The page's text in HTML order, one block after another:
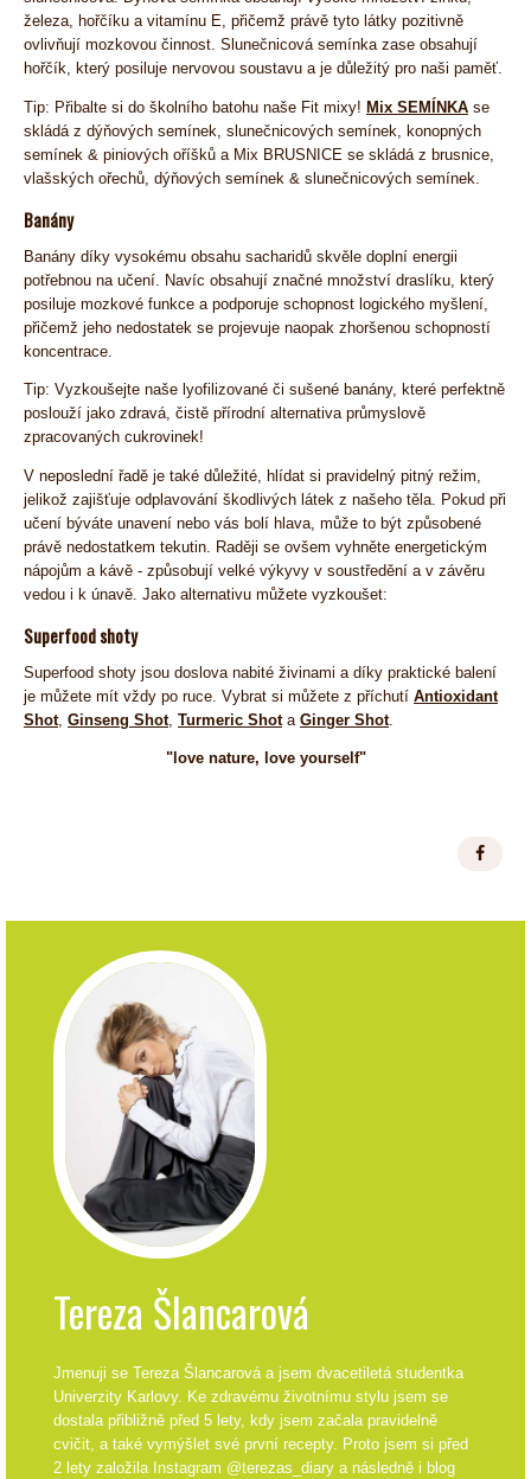
železa, hořčíku a vitamínu E, přičemž právě tyto látky pozitivně
ovlivňují mozkovou činnost. Slunečnicová semínka zase obsahují
hořčík, který posiluje nervovou soustavu a je důležitý pro naši paměť.
Tip: Přibalte si do školního batohu naše Fit mixy! Mix SEMÍNKA se
skládá z dýňových semínek, slunečnicových semínek, konopných
semínek & piniových oříšků a Mix BRUSNICE se skládá z brusnice,
vlašských ořechů, dýňových semínek & slunečnicových semínek.
Banány
Banány díky vysokému obsahu sacharidů skvěle doplní energii
potřebnou na učení. Navíc obsahují značné množství draslíku, který
posiluje mozkové funkce a podporuje schopnost logického myšlení,
přičemž jeho nedostatek se projevuje naopak zhoršenou schopností
koncentrace.
Tip: Vyzkoušejte naše lyofilizované či sušené banány, které perfektně
poslouží jako zdravá, čistě přírodní alternativa průmyslově
zpracovaných cukrovinek!
V neposlední řadě je také důležité, hlídat si pravidelný pitný režim,
jelikož zajišťuje odplavování škodlivých látek z našeho těla. Pokud při
učení býváte unavení nebo vás bolí hlava, může to být způsobené
právě nedostatkem tekutin. Raději se ovšem vyhněte energetickým
nápojům a kávě - způsobují velké výkyvy v soustředění a v závěru
vedou i k únavě. Jako alternativu můžete vyzkoušet:
Superfood shoty
Superfood shoty jsou doslova nabité živinami a díky praktické balení
je můžete mít vždy po ruce. Vybrat si můžete z příchutí Antioxidant
Shot, Ginseng Shot, Turmeric Shota Ginger Shot.
"love nature, love yourself"
Tereza Šlancarová
Jmenuji se Tereza Šlancarová a jsem dvacetiletá studentka
Univerzity Karlovy. Ke zdravému životnímu stylu jsem se
dostala přibližně před 5 lety, kdy jsem začala pravidelně
cvičit, a také vymýšlet své první recepty. Proto jsem si před
2 lety založila Instagram @terezas_diary a následně i blog